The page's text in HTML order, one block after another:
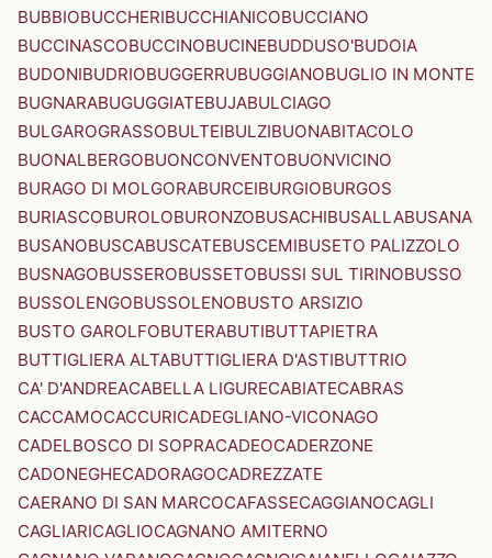
BUBBIOBUCCHERIBUCCHIANICOBUCCIANO
BUCCINASCOBUCCINOBUCINEBUDDUSO'BUDOIA
BUDONIBUDRIOBUGGERRUBUGGIANOBUGLIO IN MONTE
BUGNARABUGUGGIATEBUJABULCIAGO
BULGAROGRASSOBULTEIBULZIBUONABITACOLO
BUONALBERGOBUONCONVENTOBUONVICINO
BURAGO DI MOLGORABURCEIBURGIOBURGOS
BURIASCOBUROLOBURONZOBUSACHIBUSALLABUSANA
BUSANOBUSCABUSCATEBUSCEMIBUSETO PALIZZOLO
BUSNAGOBUSSEROBUSSETOBUSSI SUL TIRINOBUSSO
BUSSOLENGOBUSSOLENOBUSTO ARSIZIO
BUSTO GAROLFOBUTERABUTIBUTTAPIETRA
BUTTIGLIERA ALTABUTTIGLIERA D'ASTIBUTTRIO
CA' D'ANDREACABELLA LIGURECABIATECABRAS
CACCAMOCACCURICADEGLIANO-VICONAGO
CADELBOSCO DI SOPRACADEOCADERZONE
CADONEGHECADORAGOCADREZZATE
CAERANO DI SAN MARCOCAFASSECAGGIANOCAGLI
CAGLIARICAGLIOCAGNANO AMITERNO